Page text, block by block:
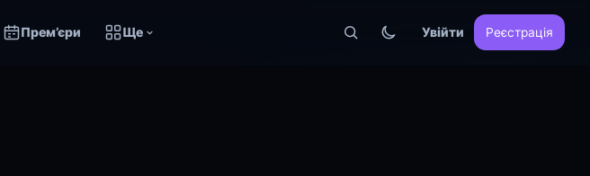
Прем’єри Ще Увійти Реєстрація